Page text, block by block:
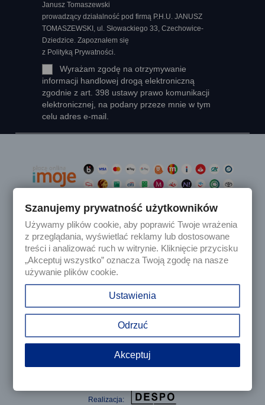
Janusz Tomaszewski
prowadzący działalność pod firmą P.H.U. JANUSZ
TOMASZEWSKI, ul. Słowackiego 33, Czechowice-
Dziedzice. Zapoznałem się
z Polityką Prywatności.
Wyrażam zgodę na otrzymywanie
informacji handlowej drogą elektroniczną
zgodnie z art. 398 ustawy prawo komunikacji
elektronicznej, na podany przeze mnie w tym
celu adres e-mail.
Produkty 
Nasza firma 
© 2025 - Sklep internetowy Tomczesci.pl. Wszelkie prawa
Realizacja:
Szanujemy prywatność użytkowników
Używamy plików cookie, aby poprawić Twoje wrażenia
z przeglądania, wyświetlać reklamy lub dostosowane
treści i analizować ruch w witrynie. Kliknięcie przycisku
„Akceptuj wszystko” oznacza Twoją zgodę na nasze
używanie plików cookie.
Ustawienia
Odrzuć
Akceptuj